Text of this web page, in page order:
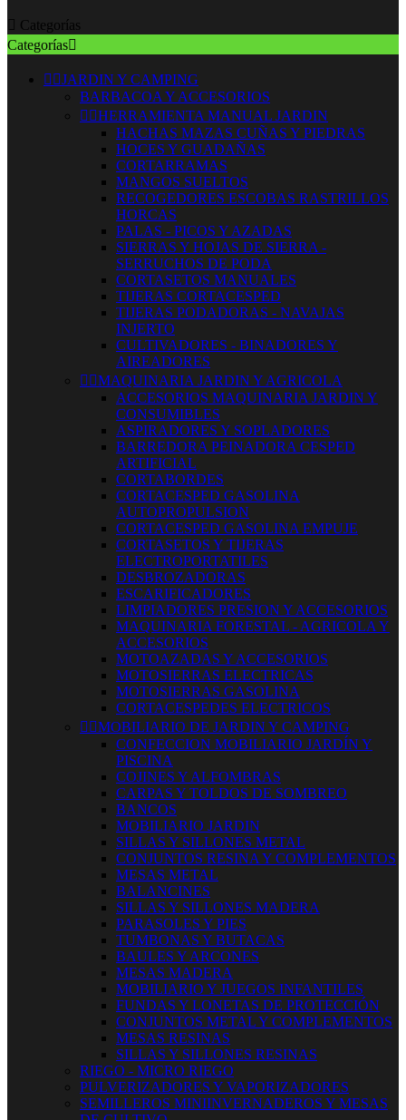
 Categorías
Categorías
 JARDIN Y CAMPING
BARBACOA Y ACCESORIOS
 HERRAMIENTA MANUAL JARDIN
HACHAS MAZAS CUÑAS Y PIEDRAS
HOCES Y GUADAÑAS
CORTARRAMAS
MANGOS SUELTOS
RECOGEDORES ESCOBAS RASTRILLOS
HORCAS
PALAS - PICOS Y AZADAS
SIERRAS Y HOJAS DE SIERRA -
SERRUCHOS DE PODA
CORTASETOS MANUALES
TIJERAS CORTACESPED
TIJERAS PODADORAS - NAVAJAS
INJERTO
CULTIVADORES - BINADORES Y
AIREADORES
 MAQUINARIA JARDIN Y AGRICOLA
ACCESORIOS MAQUINARIA JARDIN Y
CONSUMIBLES
ASPIRADORES Y SOPLADORES
BARREDORA PEINADORA CESPED
ARTIFICIAL
CORTABORDES
CORTACESPED GASOLINA
AUTOPROPULSION
CORTACESPED GASOLINA EMPUJE
CORTASETOS Y TIJERAS
ELECTROPORTATILES
DESBROZADORAS
ESCARIFICADORES
LIMPIADORES PRESION Y ACCESORIOS
MAQUINARIA FORESTAL - AGRICOLA Y
ACCESORIOS
MOTOAZADAS Y ACCESORIOS
MOTOSIERRAS ELECTRICAS
MOTOSIERRAS GASOLINA
CORTACESPEDES ELECTRICOS
 MOBILIARIO DE JARDIN Y CAMPING
CONFECCION MOBILIARIO JARDÍN Y
PISCINA
COJINES Y ALFOMBRAS
CARPAS Y TOLDOS DE SOMBREO
BANCOS
MOBILIARIO JARDIN
SILLAS Y SILLONES METAL
CONJUNTOS RESINA Y COMPLEMENTOS
MESAS METAL
BALANCINES
SILLAS Y SILLONES MADERA
PARASOLES Y PIES
TUMBONAS Y BUTACAS
BAULES Y ARCONES
MESAS MADERA
MOBILIARIO Y JUEGOS INFANTILES
FUNDAS Y LONETAS DE PROTECCIÓN
CONJUNTOS METAL Y COMPLEMENTOS
MESAS RESINAS
SILLAS Y SILLONES RESINAS
RIEGO - MICRO RIEGO
PULVERIZADORES Y VAPORIZADORES
SEMILLEROS MINIINVERNADEROS Y MESAS